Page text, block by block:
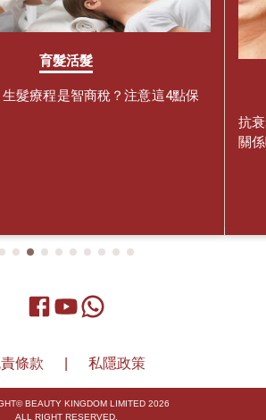
育髮活髮
生髮療程是智商稅？注意這4點保
抗
關
條款 私隱政策
BEAUTY KINGDOM LIMITED 2026
ALL RIGHT RESERVED.